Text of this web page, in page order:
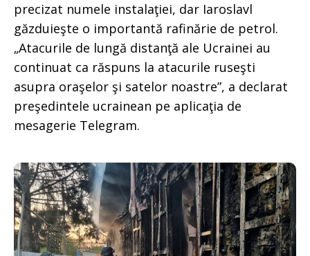
precizat numele instalaţiei, dar Iaroslavl
găzduieşte o importantă rafinărie de petrol.
„Atacurile de lungă distanţă ale Ucrainei au
continuat ca răspuns la atacurile ruseşti
asupra oraşelor şi satelor noastre”, a declarat
preşedintele ucrainean pe aplicaţia de
mesagerie Telegram.